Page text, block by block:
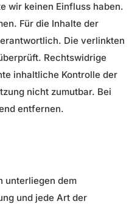
wir keinen Einfluss haben.
Für die Inhalte der
Die verlinkten
Rechtswidrige
inhaltliche Kontrolle der
nicht zumutbar. Bei
entfernen.
unterliegen dem
und jede Art der